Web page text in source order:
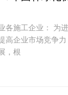
各施工企业： 为
高企业市场竞争
，根